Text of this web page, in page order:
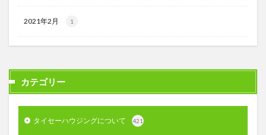
2021年2月 1
カテゴリー
タイセーハウジングについて 421